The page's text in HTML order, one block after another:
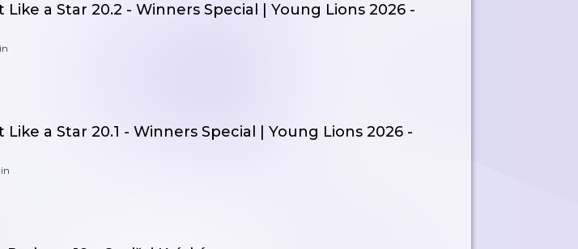
a Star 20.2 - Winners Special | Young Lions 2026 -
a Star 20.1 - Winners Special | Young Lions 2026 -